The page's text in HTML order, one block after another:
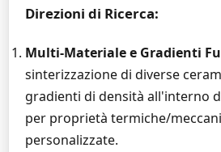
Direzioni di Ricerca:
Multi-Materiale e Gradienti
sinterizzazione di diverse
gradienti di densità all'interno
per proprietà termiche/
personalizzate.